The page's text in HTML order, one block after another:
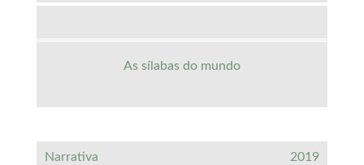
As sílabas do mundo
Narrativa 2019